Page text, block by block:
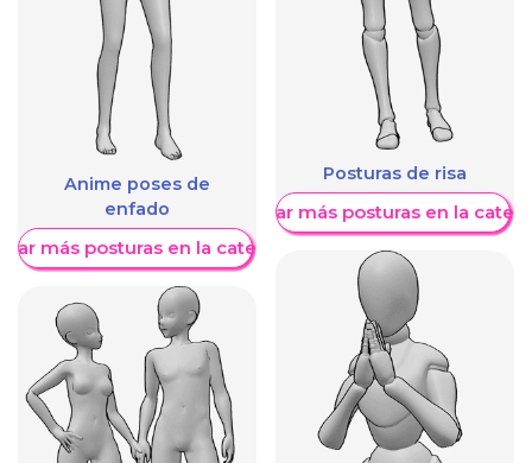
Anime poses de
enfado
más posturas en la categoría
Posturas de risa
Mostrar más posturas en la